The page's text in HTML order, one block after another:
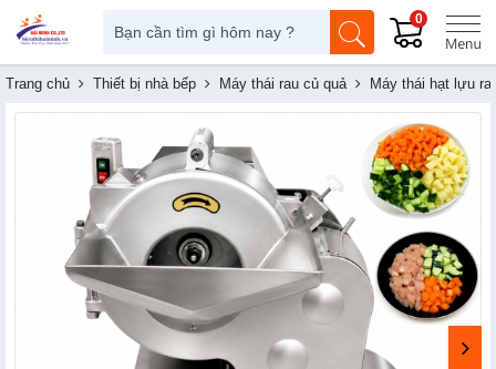
0
Trang chủ Thiết bị nhà bếp Máy thái rau củ quả Máy thái hạt lựu